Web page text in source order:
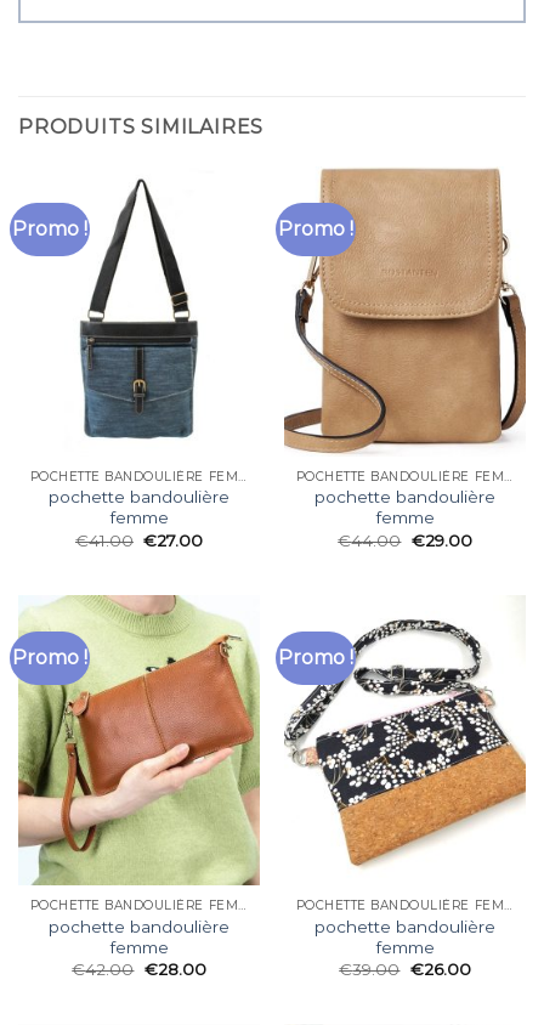
PRODUITS SIMILAIRES
Promo !
POCHETTE BANDOULIÈRE FEMME
pochette bandoulière
femme
€41.00 €27.00
Promo !
POCHETTE BANDOULIÈRE FEMME
pochette bandoulière
femme
€44.00 €29.00
Promo !
POCHETTE BANDOULIÈRE FEMME
pochette bandoulière
femme
€42.00 €28.00
Promo !
POCHETTE BANDOULIÈRE FEMME
pochette bandoulière
femme
€39.00 €26.00